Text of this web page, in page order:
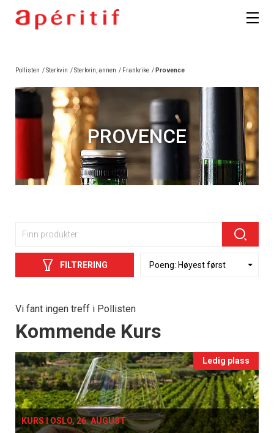
Pollisten /Sterkvin /Sterkvin, annen / Frankrike / Provence
PROVENCE
FILTRERING
Vi fant ingen treff i Pollisten
Events
Kommende Kurs
Ledig plass
KURS I OSLO, 26. AUGUST